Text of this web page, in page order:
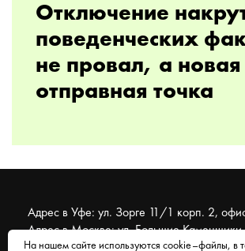
Отключение
поведенческих
не провал, а новая
отправная точка
Адрес в Уфе: ул. Зорге 11/1 корп. 2,
Адрес в Москве: ул. Большие
На нашем сайте используются cookie–файлы, в